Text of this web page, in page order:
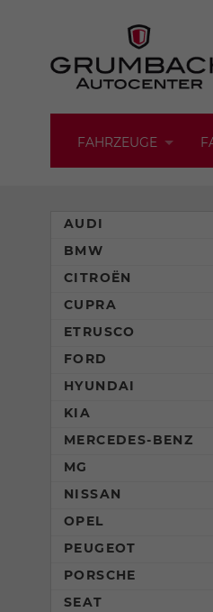
FAHRZEUGE
AUDI
BMW
CITROËN
CUPRA
ETRUSCO
FORD
HYUNDAI
KIA
MERCEDES-BENZ
MG
NISSAN
OPEL
PEUGEOT
PORSCHE
SEAT